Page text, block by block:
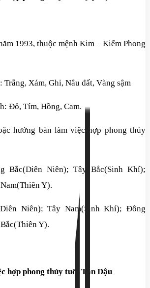
1993, thuộc mệnh Kim – Kiếm Phong
Trắng, Xám, Ghi, Nâu đất, Vàng sậm
Đỏ, Tím, Hồng, Cam.
hướng bàn làm việc hợp phong thủy
Bắc(Diên Niên); Tây Bắc(Sinh Khí);
Y).
Niên); Tây Nam(Sinh Khí); Đông
Y).
hợp phong thủy tuổi Tân Dậu